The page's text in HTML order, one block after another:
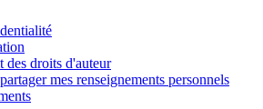
des droits d'auteur
mes renseignements personnels